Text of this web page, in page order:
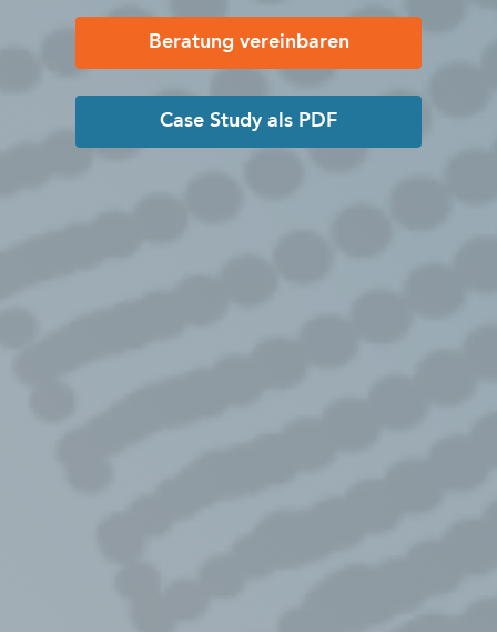
Beratung vereinbaren
Case Study als PDF